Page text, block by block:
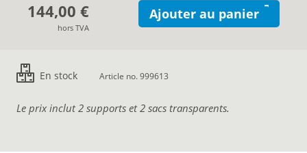
144,00 €
hors TVA
Ajouter au panier
En stock Article no. 999613
Le prix inclut 2 supports et 2 sacs transparents.